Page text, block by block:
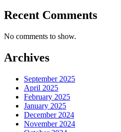
Recent Comments
No comments to show.
Archives
September 2025
April 2025
February 2025
January 2025
December 2024
November 2024